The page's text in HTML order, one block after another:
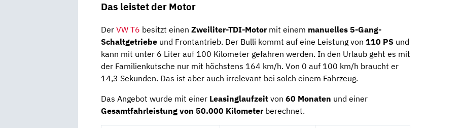
Das leistet der Motor
Der VW T6 besitzt einen Zweiliter-TDI-Motormit einem manuelles 5-Gang-
Schaltgetriebe und Frontantrieb. Der Bulli kommt auf eine Leistung von 110 PS und
kann mit unter 6 Liter auf 100 Kilometer gefahren werden. In den Urlaub geht es mit
der Familienkutsche nur mit höchstens 164 km/h. Von 0 auf 100 km/h braucht er
14,3 Sekunden. Das ist aber auch irrelevant bei solch einem Fahrzeug.
Das Angebot wurde mit einer Leasinglaufzeit von 60 Monaten und einer
Gesamtfahrleistung von 50.000 Kilometerberechnet.